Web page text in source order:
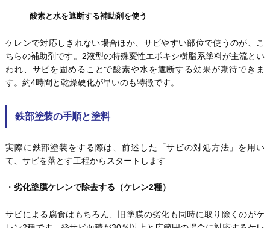
酸素と水を遮断する補助剤を使う
ケレンで対応しきれない場合ほか、サビやすい部位で使うのが、こ
ちらの補助剤です。2液型の特殊変性エポキシ樹脂系塗料が主流とい
われ、サビを固めることで酸素や水を遮断する効果が期待できま
す。約4時間と乾燥硬化が早いのも特徴です。
鉄部塗装の手順と塗料
実際に鉄部塗装をする際は、前述した「サビの対処方法」を用い
て、サビを落とす工程からスタートします
・ 劣化塗膜ケレンで除去する（ケレン2種）
サビによる腐食はもちろん、旧塗膜の劣化も同時に取り除くのがケ